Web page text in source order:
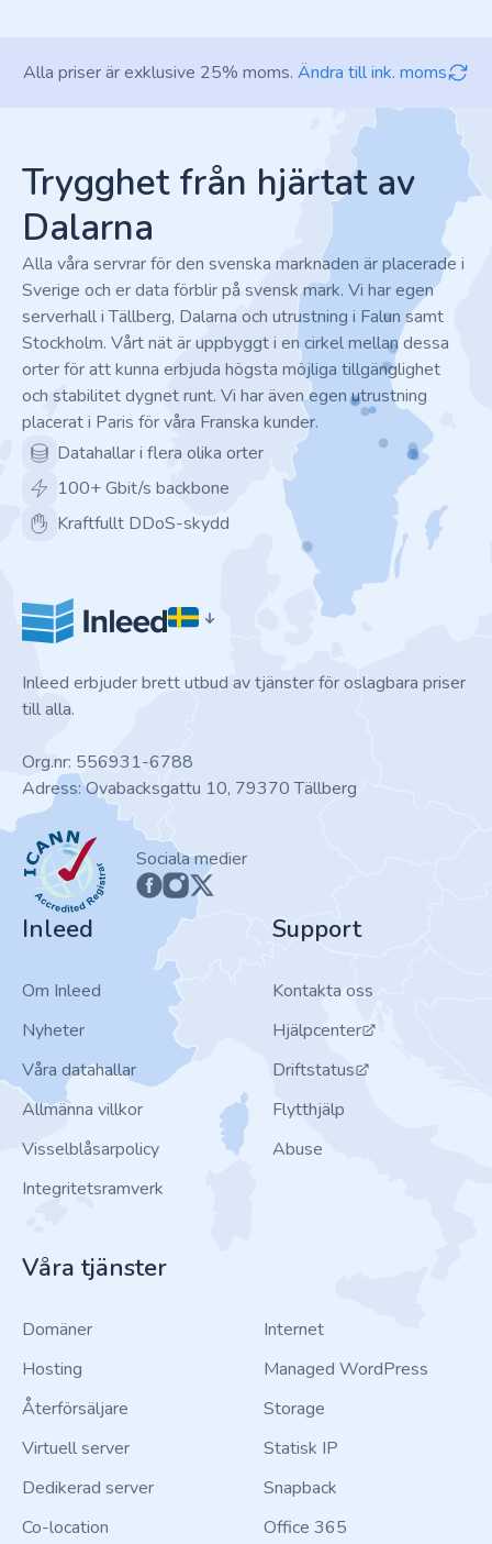
Alla priser är exklusive 25% moms. Ändra till ink. moms
Trygghet från hjärtat av
Dalarna
Alla våra servrar för den svenska marknaden är placerade i
Sverige och er data förblir på svensk mark. Vi har egen
serverhall i Tällberg, Dalarna och utrustning i Falun samt
Stockholm. Vårt nät är uppbyggt i en cirkel mellan dessa
orter för att kunna erbjuda högsta möjliga tillgänglighet
och stabilitet dygnet runt. Vi har även egen utrustning
placerat i Paris för våra Franska kunder.
Datahallar i flera olika orter
100+ Gbit/s backbone
Kraftfullt DDoS-skydd
Inleed erbjuder brett utbud av tjänster för oslagbara priser
till alla.
Org.nr: 556931-6788
Adress: Ovabacksgattu 10, 79370 Tällberg
ICANN
Sociala medier
Inleed
Om Inleed
Nyheter
Våra datahallar
Allmänna villkor
Visselblåsarpolicy
Integritetsramverk
Support
Kontakta oss
Hjälpcenter
Driftstatus
Flytthjälp
Abuse
Våra tjänster
Domäner
Hosting
Återförsäljare
Virtuell server
Dedikerad server
Co-location
Internet
Managed WordPress
Storage
Statisk IP
Snapback
Office 365